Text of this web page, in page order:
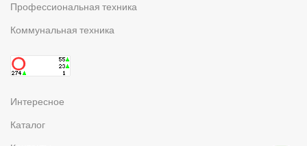
Профессиональная техника
Коммунальная техника
Интересное
Каталог